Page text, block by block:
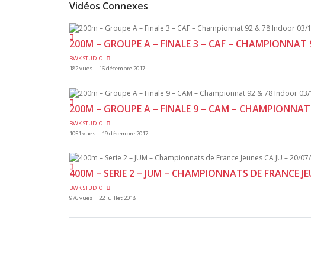
Vidéos Connexes
200M – GROUPE A – FINALE 3 – CAF –
BWK STUDIO
182 vues
16 décembre 2017
200M – GROUPE A – FINALE 9 – CAM –
BWK STUDIO
1051 vues
19 décembre 2017
400M – SERIE 2 – JUM – CHAMPIONNATS DE FRANCE
BWK STUDIO
976 vues
22 juillet 2018